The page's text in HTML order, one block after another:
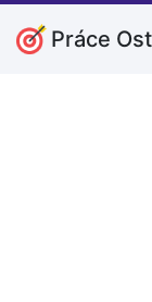
Práce